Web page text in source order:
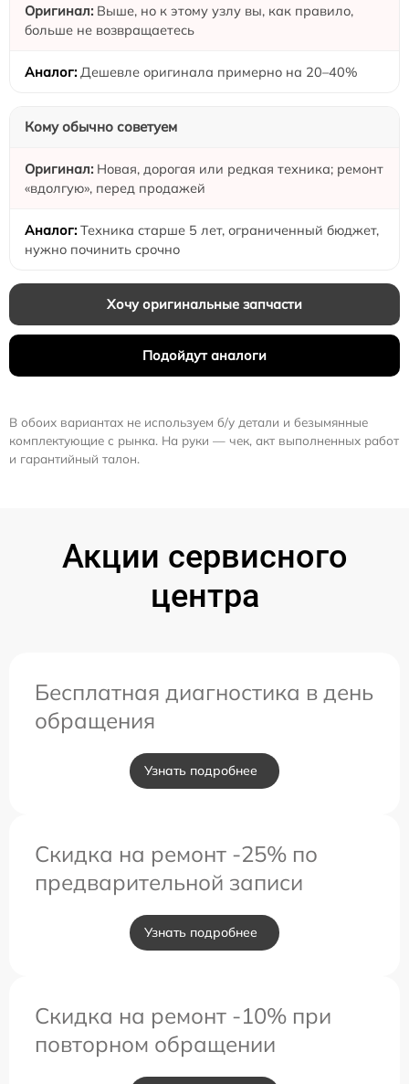
Выше, но к этому узлу вы, как правило,
больше не возвращаетесь
Дешевле оригинала примерно на 20–40%
Кому обычно советуем
Новая, дорогая или редкая техника; ремонт
«вдолгую», перед продажей
Техника старше 5 лет, ограниченный бюджет,
нужно починить срочно
Хочу оригинальные запчасти
Подойдут аналоги
В обоих вариантах не используем б/у детали и безымянные
комплектующие с рынка. На руки — чек, акт выполненных работ
и гарантийный талон.
Акции сервисного
центра
Бесплатная диагностика в день
обращения
Узнать подробнее
Скидка на ремонт -25% по
предварительной записи
Узнать подробнее
Скидка на ремонт -10% при
повторном обращении